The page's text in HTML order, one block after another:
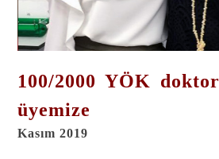
100/2000 YÖK
üyemize
Kasım 2019